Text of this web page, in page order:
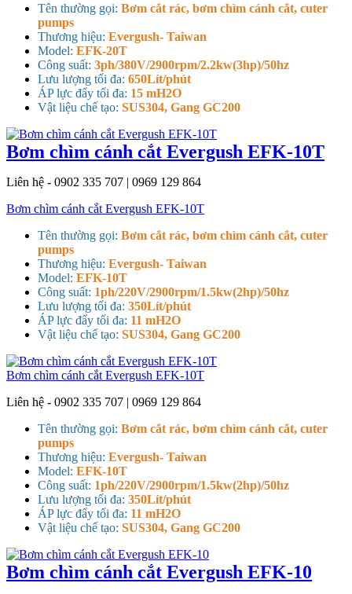
Tên thường gọi: Bơm cắt rác, bơm chìm cánh cắt, cuter
pumps
Thương hiệu: Evergush- Taiwan
Model: EFK-20T
Công suất: 3ph/380V/2900rpm/2.2kw(3hp)/50hz
Lưu lượng tối đa: 650Lít/phút
ÁP lực đẩy tối đa: 15 mH2O
Vật liệu chế tạo: SUS304, Gang GC200
Bơm chìm cánh cắt Evergush EFK-10T
Liên hệ - 0902 335 707 | 0969 129 864
Bơm chìm cánh cắt Evergush EFK-10T
Tên thường gọi: Bơm cắt rác, bơm chìm cánh cắt, cuter
pumps
Thương hiệu: Evergush- Taiwan
Model: EFK-10T
Công suất: 1ph/220V/2900rpm/1.5kw(2hp)/50hz
Lưu lượng tối đa: 350Lít/phút
ÁP lực đẩy tối đa: 11 mH2O
Vật liệu chế tạo: SUS304, Gang GC200
Bơm chìm cánh cắt Evergush EFK-10T
Liên hệ - 0902 335 707 | 0969 129 864
Tên thường gọi: Bơm cắt rác, bơm chìm cánh cắt, cuter
pumps
Thương hiệu: Evergush- Taiwan
Model: EFK-10T
Công suất: 1ph/220V/2900rpm/1.5kw(2hp)/50hz
Lưu lượng tối đa: 350Lít/phút
ÁP lực đẩy tối đa: 11 mH2O
Vật liệu chế tạo: SUS304, Gang GC200
Bơm chìm cánh cắt Evergush EFK-10